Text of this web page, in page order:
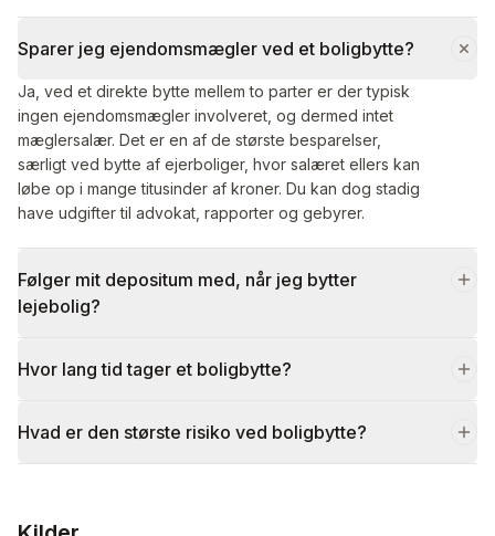
Sparer jeg ejendomsmægler ved et boligbytte?
Ja, ved et direkte bytte mellem to parter er der typisk
ingen ejendomsmægler involveret, og dermed intet
mæglersalær. Det er en af de største besparelser,
særligt ved bytte af ejerboliger, hvor salæret ellers kan
løbe op i mange titusinder af kroner. Du kan dog stadig
have udgifter til advokat, rapporter og gebyrer.
Følger mit depositum med, når jeg bytter
lejebolig?
Hvor lang tid tager et boligbytte?
Hvad er den største risiko ved boligbytte?